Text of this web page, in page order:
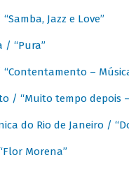
Jazz e Love”
/ “Pura”
“Contentamento –
/ “Muito tempo depois
do Rio de Janeiro /
Morena”